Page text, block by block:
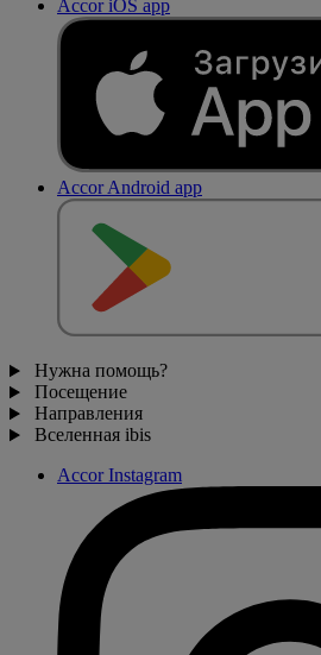
Accor iOS app
Accor Android app
Нужна помощь?
Посещение
Направления
Вселенная ibis
Accor Instagram